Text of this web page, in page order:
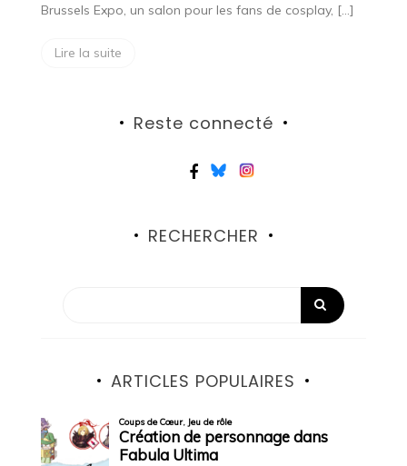
Brussels Expo, un salon pour les fans de cosplay, […]
Lire la suite
Reste connecté
RECHERCHER
ARTICLES POPULAIRES